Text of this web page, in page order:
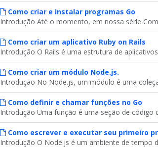
Como criar e instalar programas Go
Introdução Até o momento, em nossa série
Como criar um aplicativo Ruby on Rails
Introdução O Rails é uma estrutura de
Como criar um módulo Node.js.
Introdução No Node.js, um módulo é uma
Como definir e chamar funções no Go
Introdução Uma função é uma seção de código
Como escrever e executar seu primeiro
Introdução O Node.js é um ambiente de tempo